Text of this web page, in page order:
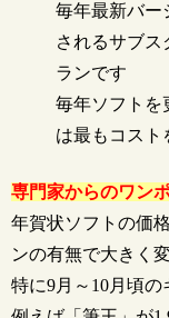
毎年最新バー
されるサブ
ランです
毎年ソフトを
は最もコスト
専門家からのワン
年賀状ソフトの価
ンの有無で大きく
特に9月～10月頃の